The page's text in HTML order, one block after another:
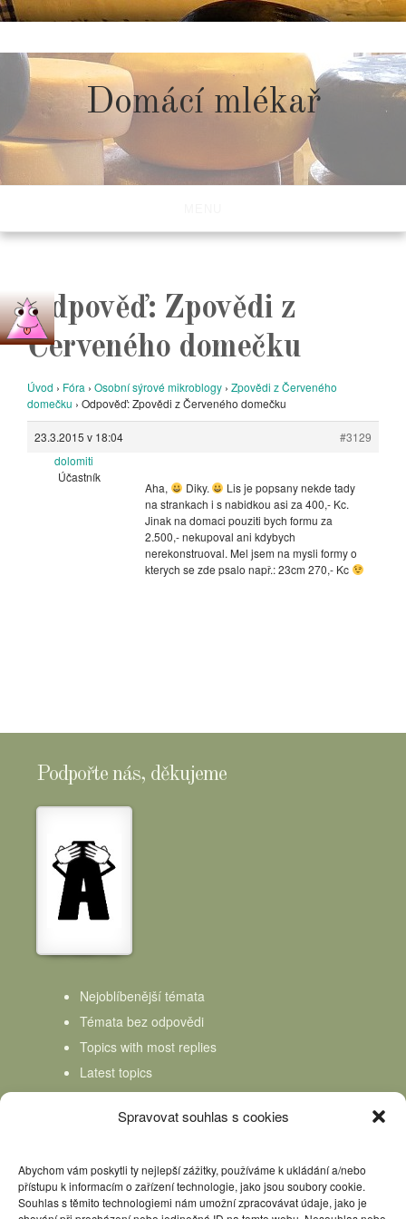
Spravovat souhlas s cookies
Abychom vám poskytli ty nejlepší zážitky, používáme k ukládání a/nebo
přístupu k informacím o zařízení technologie, jako jsou soubory cookie.
Souhlas s těmito technologiemi nám umožní zpracovávat údaje, jako je
to
content
Domácí mlékař
Odpověď: Zpovědi z
Červeného domečku
Úvod › Fóra › Osobní sýrové mikroblogy › Zpovědi z Červeného
domečku › Odpověď: Zpovědi z Červeného domečku
23.3.2015 v 18:04
#3129
dolomiti
Účastník
Aha, Diky.
Lis je popsany nekde tady
na strankach i s nabidkou asi za 400,- Kc.
Jinak na domaci pouziti bych formu za
2.500,- nekupoval ani kdybych
nerekonstruoval. Mel jsem na mysli formy o
kterych se zde psalo např.: 23cm 270,- Kc
Podpořte nás, děkujeme
Nejoblíbenější témata
Témata bez odpovědi
Topics with most replies
Latest topics
Topics Freshness